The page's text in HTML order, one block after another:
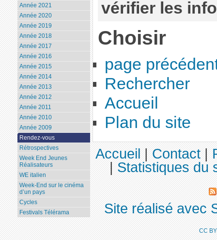
vérifier les
Choisir
page
Rechercher
Accueil
Plan du site
Année 2021
Année 2020
Année 2019
Année 2018
Année 2017
Année 2016
Année 2015
Année 2014
Année 2013
Année 2012
Année 2011
Année 2010
Année 2009
Rendez-vous
Rétrospectives
Week End Jeunes
Réalisateurs
WE italien
Week-End sur le cinéma
d’un pays
Cycles
Festivals Télérama
Accueil|Contact|
|Statistiques du
Site réalisé avec
CC